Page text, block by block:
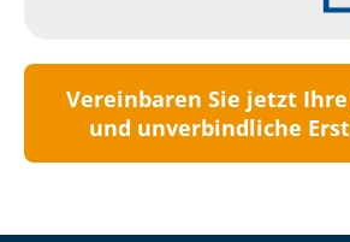
Vereinbaren Sie jetzt
und unverbindliche